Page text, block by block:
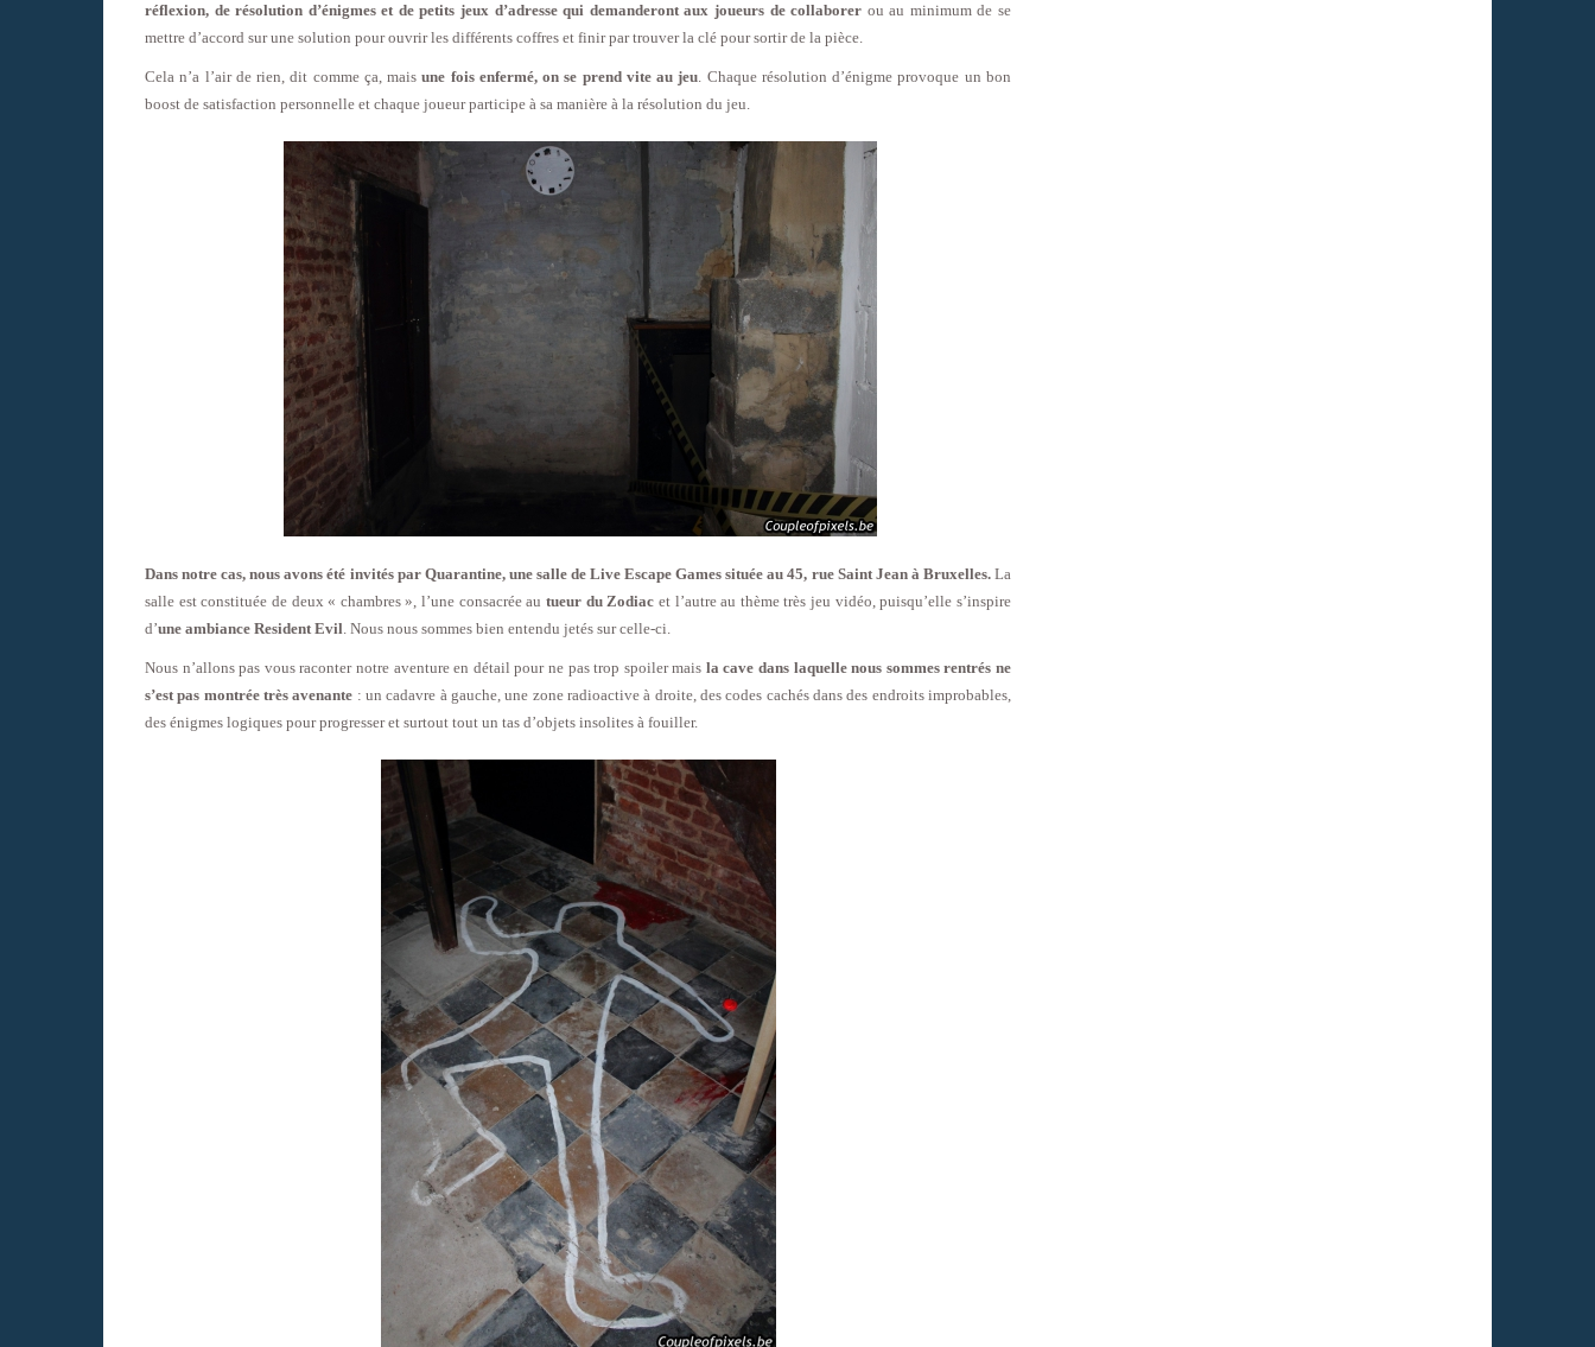
réflexion, de résolution d’énigmes et de petits jeux d’adresse qui demanderont aux joueurs de collaborer ou au minimum de se
mettre d’accord sur une solution pour ouvrir les différents coffres et finir par trouver la clé pour sortir de la pièce.
Cela n’a l’air de rien, dit comme ça, maisune fois enfermé, on se prend vite au jeu. Chaque résolution d’énigme provoque un bon
boost de satisfaction personnelle et chaque joueur participe à sa manière à la résolution du jeu.
Dans notre cas, nous avons été invités par Quarantine, une salle de Live Escape Games située au 45, rue Saint Jean à Bruxelles.La
salle est constituée de deux « chambres », l’une consacrée au tueur du Zodiac et l’autre au thème très jeu vidéo, puisqu’elle s’inspire
d’une ambiance Resident Evil . Nous nous sommes bien entendu jetés sur celle-ci.
Nous n’allons pas vous raconter notre aventure en détail pour ne pas trop spoiler mais la cave dans laquelle nous sommes rentrés ne
s’est pas montrée très avenante : un cadavre à gauche, une zone radioactive à droite, des codes cachés dans des endroits improbables,
des énigmes logiques pour progresser et surtout tout un tas d’objets insolites à fouiller.